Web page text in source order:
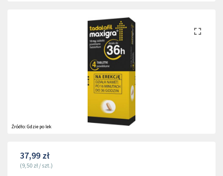
Źródło:Gdzie po lek
37,99 zł
(9,50 zł / szt.)